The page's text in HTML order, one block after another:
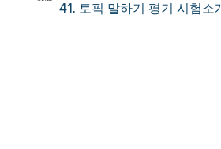
41. 토픽 말하기 평기 시험소